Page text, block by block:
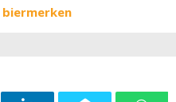
biermerken